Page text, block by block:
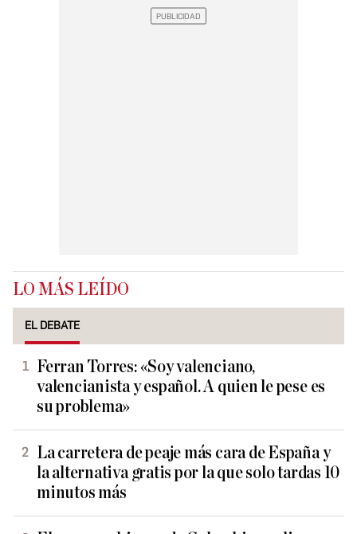
LO MÁS LEÍDO
EL DEBATE
Ferran Torres: «Soy valenciano,
valencianista y español. A quien le pese es
su problema»
La carretera de peaje más cara de España y
la alternativa gratis por la que solo tardas 10
minutos más